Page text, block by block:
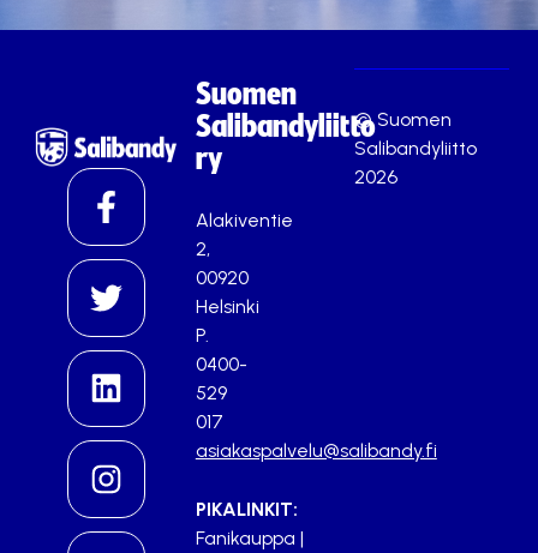
Suomen
Salibandyliitto
ry
Alakiventie
2,
00920
Helsinki
P.
0400-
529
017
asiakaspalvelu@salibandy.fi
PIKALINKIT:
Fanikauppa |
© Suomen
Salibandyliitto
2026